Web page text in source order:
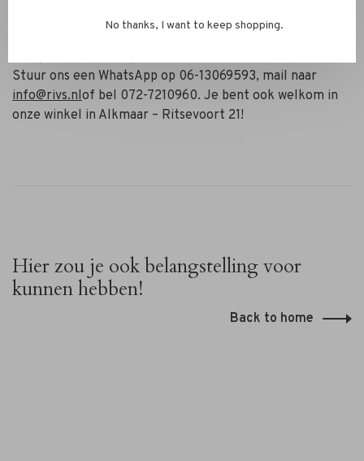
✔ Tijdloos voor casual en feestelijke looks
Stuur ons een WhatsApp op 06-13069593, mail naar
info@rivs.nlof bel 072-7210960. Je bent ook welkom in
onze winkel in Alkmaar – Ritsevoort 21!
Hier zou je ook belangstelling voor
kunnen hebben!
Back to home
No thanks, I want to keep shopping.